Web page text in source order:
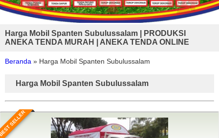
Harga Mobil Spanten Subulussalam | PRODUKSI
ANEKA TENDA MURAH | ANEKA TENDA ONLINE
Beranda » Harga Mobil Spanten Subulussalam
Harga Mobil Spanten Subulussalam
SELLER